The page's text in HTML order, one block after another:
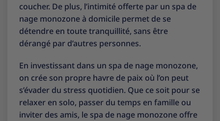
coucher. De plus, l’intimité offerte par un spa de
nage monozone à domicile permet de se
détendre en toute tranquillité, sans être
dérangé par d’autres personnes.
En investissant dans un spa de nage monozone,
on crée son propre havre de paix où l’on peut
s’évader du stress quotidien. Que ce soit pour se
relaxer en solo, passer du temps en famille ou
inviter des amis, le spa de nage monozone offre